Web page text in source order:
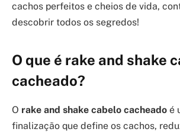
cachos perfeitos e cheios de vida,
descobrir todos os segredos!
O que é rake and shake
cacheado?
O rake and shake cabelo cacheado é
finalização que define os cachos,